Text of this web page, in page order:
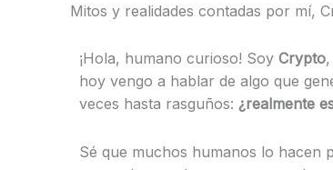
Mitos y realidades contadas por mí,
¡Hola, humano curioso! SoyCrypto
hoy vengo a hablar de algo que
veces hasta rasguños: ¿realmente
Sé que muchos humanos lo hacen